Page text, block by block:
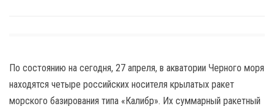
По состоянию на сегодня, 27 апреля, в акватории Черного моря
находятся четыре российских носителя крылатых ракет
морского базирования типа «Калибр». Их суммарный ракетный